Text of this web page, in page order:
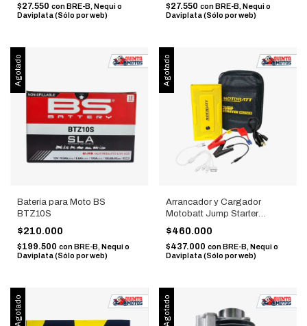
$27.550 con BRE-B, Nequi o
Daviplata (Sólo por web)
$27.550 con BRE-B, Nequi o
Daviplata (Sólo por web)
Agotado
Batería para Moto BS
BTZ10S
$210.000
$199.500 conBRE-B, Nequi o
Daviplata (Sólo por web)
Agotado
Arrancador y Cargador
Motobatt Jump Starter
MBJ7500B
$460.000
$437.000 con BRE-B, Nequi o
Daviplata (Sólo por web)
Agotado Agotado